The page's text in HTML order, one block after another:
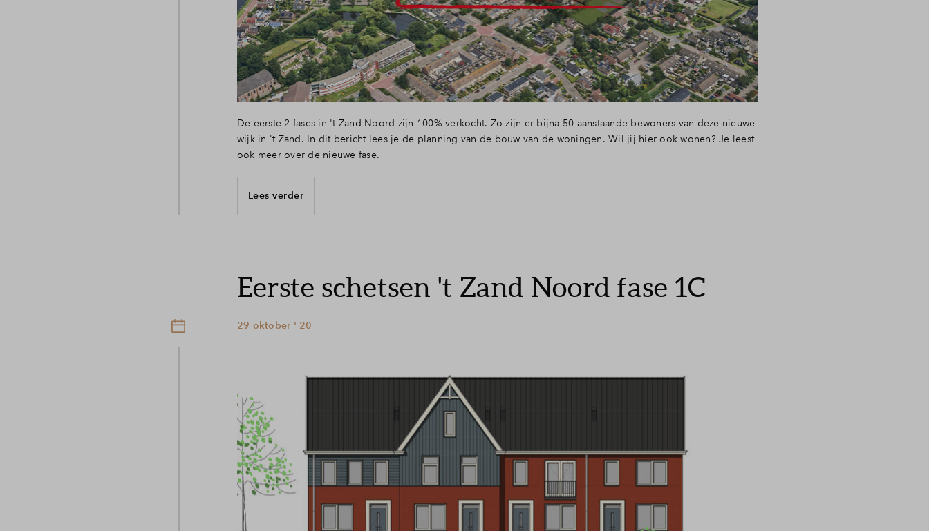
Veelgestelde vragen
Contact
De eerste 2 fases in 't Zand Noord zijn 100% verkocht. Zo zijn er bijna 50 aanstaande bewoners van deze nieuwe
wijk in 't Zand. In dit bericht lees je de planning van de bouw van de woningen. Wil jij hier ook wonen? Je leest
ook meer over de nieuwe fase.
Lees verder
Eerste schetsen 't Zand Noord fase 1C
29 oktober ' 20